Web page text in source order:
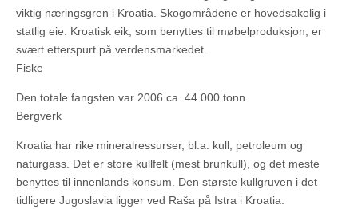
viktig næringsgren i Kroatia. Skogområdene er hovedsakelig i
statlig eie. Kroatisk eik, som benyttes til møbelproduksjon, er
svært etterspurt på verdensmarkedet.
Fiske
Den totale fangsten var 2006 ca. 44 000 tonn.
Bergverk
Kroatia har rike mineralressurser, bl.a. kull, petroleum og
naturgass. Det er store kullfelt (mest brunkull), og det meste
benyttes til innenlands konsum. Den største kullgruven i det
tidligere Jugoslavia ligger ved Raša på Istra i Kroatia.